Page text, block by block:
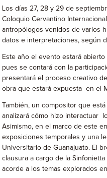
Los días 27, 28 y 29 de
Coloquio Cervantino
antropólogos venidos de varios
datos e interpretaciones, según
Este año el evento estará
pues se contará con la
presentará el proceso creativo
obra que estará expuesta en el
También, un compositor que
analizará cómo hizo interactuar
Asimismo, en el marco de este
exposiciones temporales y una
Universitario de Guanajuato. El
clausura a cargo de la
acorde a los temas explorados